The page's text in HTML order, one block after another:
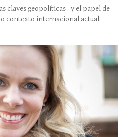
claves geopolíticas –y el papel de
contexto internacional actual.